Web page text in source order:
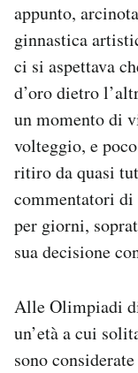
Notifiche
Regala il Post
Hai bisogno di
Esci
appunto,
ginnastica
ci si aspettava
d’oro dietro
un momento di
volteggio, e
ritiro da quasi
commentatori
per giorni,
sua decisione
Alle Olimpiadi
un’età a cui
sono